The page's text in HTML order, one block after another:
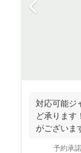
対応可能ジ
ど承ります
がございま
予約承